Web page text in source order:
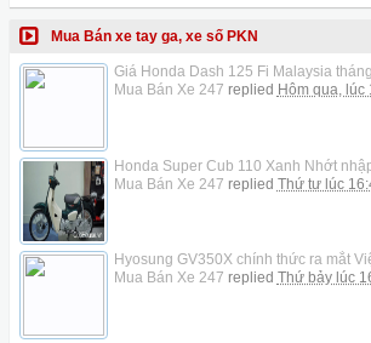
Mua Bán xe tay ga, xe số PKN
Giá Honda Dash 125 Fi Malaysia
Mua Bán Xe 247 replied Hôm qua, lúc
Honda Super Cub 110 Xanh Nhớt
Mua Bán Xe 247 replied Thứ tư lúc
Hyosung GV350X chính thức ra mắt
Mua Bán Xe 247 replied Thứ bảy lúc